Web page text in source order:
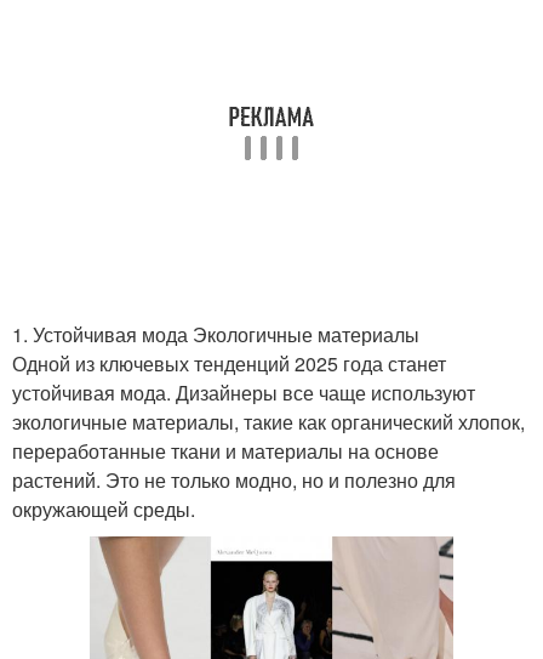
1. Устойчивая мода Экологичные материалы
Одной из ключевых тенденций 2025 года станет
устойчивая мода. Дизайнеры все чаще используют
экологичные материалы, такие как органический хлопок,
переработанные ткани и материалы на основе
растений. Это не только модно, но и полезно для
окружающей среды.